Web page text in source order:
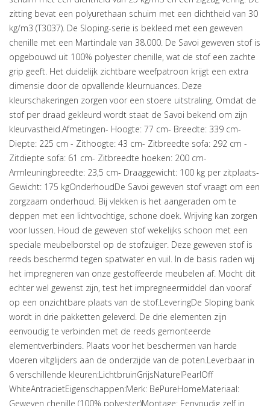
zitting bevat een polyurethaan schuim met een dichtheid van 30
kg/m3 (T3037). De Sloping-serie is bekleed met een geweven
chenille met een Martindale van 38.000. De Savoi geweven stof is
opgebouwd uit 100% polyester chenille, wat de stof een zachte
grip geeft. Het duidelijk zichtbare weefpatroon krijgt een extra
dimensie door de opvallende kleurnuances. Deze
kleurschakeringen zorgen voor een stoere uitstraling. Omdat de
stof per draad gekleurd wordt staat de Savoi bekend om zijn
kleurvastheid.Afmetingen- Hoogte: 77 cm- Breedte: 339 cm-
Diepte: 225 cm - Zithoogte: 43 cm- Zitbreedte sofa: 292 cm -
Zitdiepte sofa: 61 cm- Zitbreedte hoeken: 200 cm-
Armleuningbreedte: 23,5 cm- Draaggewicht: 100 kg per zitplaats-
Gewicht: 175 kgOnderhoudDe Savoi geweven stof vraagt om een
zorgzaam onderhoud. Bij vlekken is het aangeraden om te
deppen met een lichtvochtige, schone doek. Wrijving kan zorgen
voor lussen. Houd de geweven stof wekelijks schoon met een
speciale meubelborstel op de stofzuiger. Deze geweven stof is
reeds beschermd tegen spatwater en vuil. In de basis raden wij
het impregneren van onze gestoffeerde meubelen af. Mocht dit
echter wel gewenst zijn, test het impregneermiddel dan vooraf
op een onzichtbare plaats van de stof.LeveringDe Sloping bank
wordt in drie pakketten geleverd. De drie elementen zijn
eenvoudig te verbinden met de reeds gemonteerde
elementverbinders. Plaats voor het beschermen van harde
vloeren viltglijders aan de onderzijde van de poten.Leverbaar in
6 verschillende kleuren:LichtbruinGrijsNaturelPearlOff
WhiteAntracietEigenschappen:Merk: BePureHomeMateriaal:
Geweven chenille (100% polyester)Montage: Eenvoudig zelf in